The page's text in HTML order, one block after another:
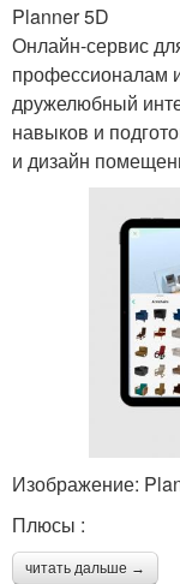
Planner 5D
Онлайн-сервис
профессионалам
дружелюбный
навыков и
и дизайн
Изображение:
Плюсы :
читать дальше →